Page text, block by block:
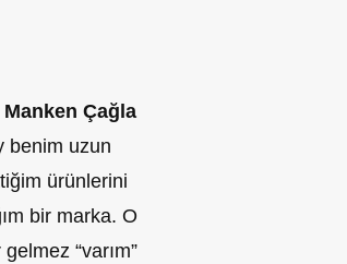
Çağla
benim uzun
ürünlerini
bir marka. O
“varım”